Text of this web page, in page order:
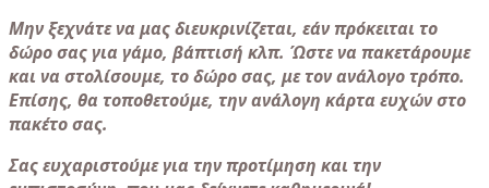
Μην ξεχνάτε να μας διευκρινίζεται, εάν πρόκειται το
δώρο σας για γάμο, βάπτισή κλπ. Ώστε να πακετάρουμε
και να στολίσουμε, το δώρο σας, με τον ανάλογο τρόπο.
Επίσης, θα τοποθετούμε, την ανάλογη κάρτα ευχών στο
πακέτο σας.
Σας ευχαριστούμε για την προτίμηση και την